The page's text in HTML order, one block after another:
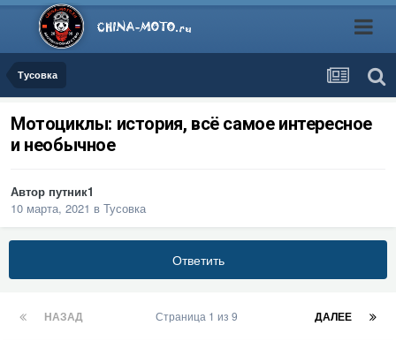
Тусовка
Мотоциклы: история, всё самое интересное
и необычное
Автор путник1
10 марта, 2021 в Тусовка
Ответить
НАЗАД ДАЛЕЕ
Страница 1 из 9